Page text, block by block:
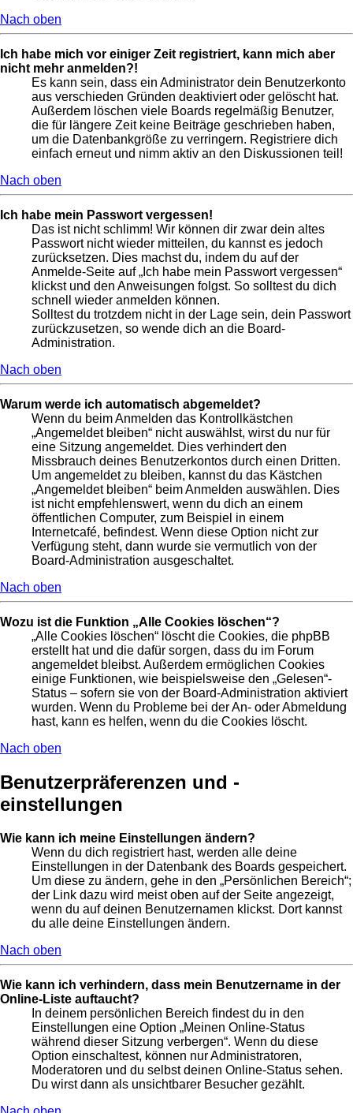
Nach oben
Ich habe mich vor einiger Zeit registriert, kann mich aber
nicht mehr anmelden?!
Es kann sein, dass ein Administrator dein Benutzerkonto
aus verschieden Gründen deaktiviert oder gelöscht hat.
Außerdem löschen viele Boards regelmäßig Benutzer,
die für längere Zeit keine Beiträge geschrieben haben,
um die Datenbankgröße zu verringern. Registriere dich
einfach erneut und nimm aktiv an den Diskussionen teil!
Nach oben
Ich habe mein Passwort vergessen!
Das ist nicht schlimm! Wir können dir zwar dein altes
Passwort nicht wieder mitteilen, du kannst es jedoch
zurücksetzen. Dies machst du, indem du auf der
Anmelde-Seite auf „Ich habe mein Passwort vergessen“
klickst und den Anweisungen folgst. So solltest du dich
schnell wieder anmelden können.
Solltest du trotzdem nicht in der Lage sein, dein Passwort
zurückzusetzen, so wende dich an die Board-
Administration.
Nach oben
Warum werde ich automatisch abgemeldet?
Wenn du beim Anmelden das Kontrollkästchen
„Angemeldet bleiben“ nicht auswählst, wirst du nur für
eine Sitzung angemeldet. Dies verhindert den
Missbrauch deines Benutzerkontos durch einen Dritten.
Um angemeldet zu bleiben, kannst du das Kästchen
„Angemeldet bleiben“ beim Anmelden auswählen. Dies
ist nicht empfehlenswert, wenn du dich an einem
öffentlichen Computer, zum Beispiel in einem
Internetcafé, befindest. Wenn diese Option nicht zur
Verfügung steht, dann wurde sie vermutlich von der
Board-Administration ausgeschaltet.
Nach oben
Wozu ist die Funktion „Alle Cookies löschen“?
„Alle Cookies löschen“ löscht die Cookies, die phpBB
erstellt hat und die dafür sorgen, dass du im Forum
angemeldet bleibst. Außerdem ermöglichen Cookies
einige Funktionen, wie beispielsweise den „Gelesen“-
Status – sofern sie von der Board-Administration aktiviert
wurden. Wenn du Probleme bei der An- oder Abmeldung
hast, kann es helfen, wenn du die Cookies löscht.
Nach oben
Benutzerpräferenzen und -
einstellungen
Wie kann ich meine Einstellungen ändern?
Wenn du dich registriert hast, werden alle deine
Einstellungen in der Datenbank des Boards gespeichert.
Um diese zu ändern, gehe in den „Persönlichen Bereich“;
der Link dazu wird meist oben auf der Seite angezeigt,
wenn du auf deinen Benutzernamen klickst. Dort kannst
du alle deine Einstellungen ändern.
Nach oben
Wie kann ich verhindern, dass mein Benutzername in der
Online-Liste auftaucht?
In deinem persönlichen Bereich findest du in den
Einstellungen eine Option „Meinen Online-Status
während dieser Sitzung verbergen“. Wenn du diese
Option einschaltest, können nur Administratoren,
Moderatoren und du selbst deinen Online-Status sehen.
Du wirst dann als unsichtbarer Besucher gezählt.